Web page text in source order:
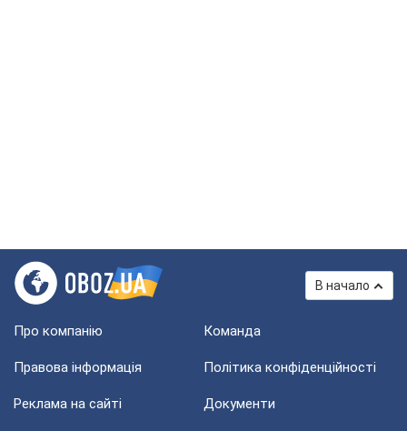
В начало
Про компанію Команда
Правова інформація Політика конфіденційності
Реклама на сайті Документи